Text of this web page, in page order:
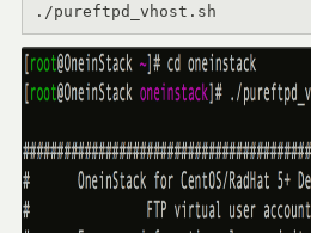
./pureftpd_vhost.sh